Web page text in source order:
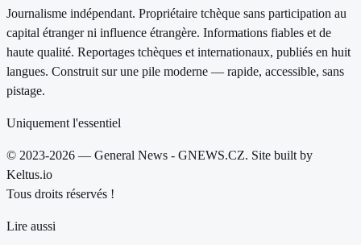
Journalisme indépendant. Propriétaire tchèque sans participation au
capital étranger ni influence étrangère. Informations fiables et de
haute qualité. Reportages tchèques et internationaux, publiés en huit
langues. Construit sur une pile moderne — rapide, accessible, sans
pistage.
Uniquement l'essentiel
© 2023-2026 — General News - GNEWS.CZ. Site built by
Keltus.io
Tous droits réservés !
Lire aussi